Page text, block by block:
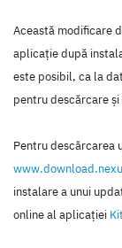
Această modificare
aplicaţie după
este posibil, ca la
pentru descărcare
Pentru descărcarea
instalare a unui
online al aplicaţiei